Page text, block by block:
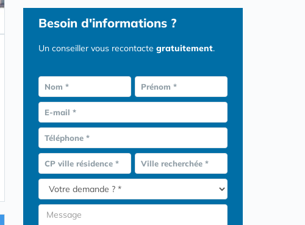
Besoin d'informations ?
Un conseiller vous recontacte gratuitement.
Nom * Prénom *
E-mail *
Téléphone *
CP ville résidence * Ville recherchée *